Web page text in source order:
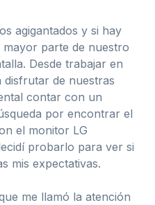
agigantados y si hay
parte de nuestro
Desde trabajar en
de nuestras
contar con un
por encontrar el
el monitor LG
probarlo para ver si
mis expectativas.
me llamó la atención